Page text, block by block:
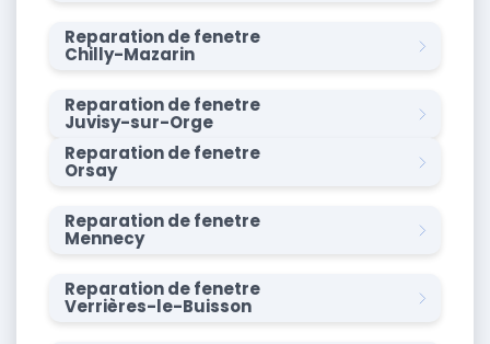
Reparation de fenetre
Chilly-Mazarin
Reparation de fenetre
Juvisy-sur-Orge
Reparation de fenetre
Orsay
Reparation de fenetre
Mennecy
Reparation de fenetre
Verrières-le-Buisson